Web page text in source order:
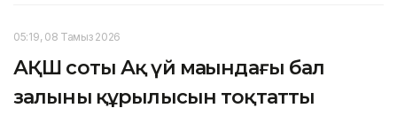
05:19, 08 Тамыз 2026
АҚШ соты Ақ үй маңындағы бал
залының құрылысын тоқтатты